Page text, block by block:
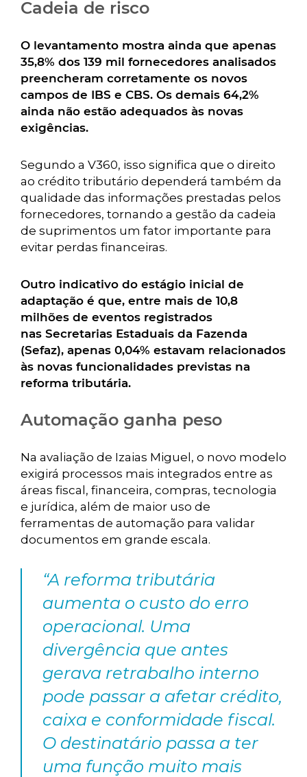
Cadeia de risco
O levantamento mostra ainda que apenas
35,8% dos 139 mil fornecedores analisados
preencheram corretamente os novos
campos de IBS e CBS. Os demais 64,2%
ainda não estão adequados às novas
exigências.
Segundo a V360, isso significa que o direito
ao crédito tributário dependerá também da
qualidade das informações prestadas pelos
fornecedores, tornando a gestão da cadeia
de suprimentos um fator importante para
evitar perdas financeiras.
Outro indicativo do estágio inicial de
adaptação é que, entre mais de 10,8
milhões de eventos registrados
nas Secretarias Estaduais da Fazenda
(Sefaz), apenas 0,04% estavam relacionados
às novas funcionalidades previstas na
reforma tributária.
Automação ganha peso
Na avaliação de Izaias Miguel, o novo modelo
exigirá processos mais integrados entre as
áreas fiscal, financeira, compras, tecnologia
e jurídica, além de maior uso de
ferramentas de automação para validar
documentos em grande escala.
“A reforma tributária
aumenta o custo do erro
operacional. Uma
divergência que antes
gerava retrabalho interno
pode passar a afetar crédito,
caixa e conformidade fiscal.
O destinatário passa a ter
uma função muito mais